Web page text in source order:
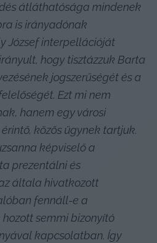
átláthatósága mindenek
is irányadónak
József interpellációját
hogy tisztázzuk Barta
jogszerűségét és a
Ezt mi nem
hanem egy városi
közös ügynek tartjuk.
képviselő a
prezentálni és
általa hivatkozott
fennáll-e a
hozott semmi bizonyító
kapcsolatban. Így